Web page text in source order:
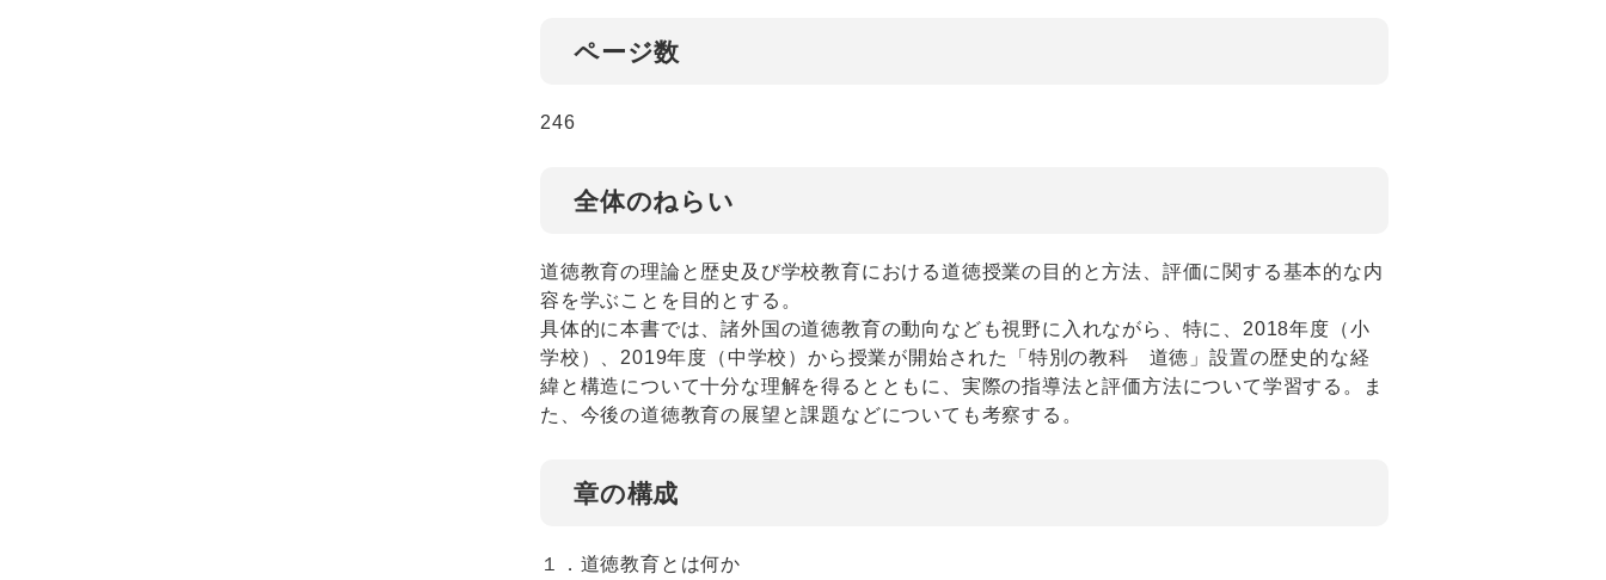
ページ数
246
全体のねらい
道徳教育の理論と歴史及び学校教育における道徳授業の目的と方法、評価に関する基本的な内
容を学ぶことを目的とする。
具体的に本書では、諸外国の道徳教育の動向なども視野に入れながら、特に、2018年度（小
学校）、2019年度（中学校）から授業が開始された「特別の教科 道徳」設置の歴史的な経
緯と構造について十分な理解を得るとともに、実際の指導法と評価方法について学習する。ま
た、今後の道徳教育の展望と課題などについても考察する。
章の構成
１．道徳教育とは何か